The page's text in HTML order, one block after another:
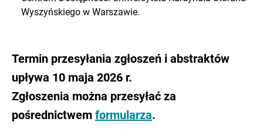
Wyszyńskiego w Warszawie.
Termin przesyłania zgłoszeń i abstraktów
upływa 10 maja 2026 r.
Zgłoszenia można przesyłać za
pośrednictwem formularza.